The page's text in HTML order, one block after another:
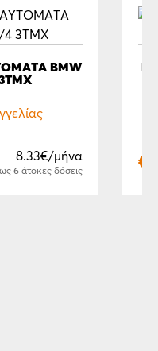
BMW
1/3/4 3ΤΜΧ
8.33€/μήνα
6 άτοκες δόσεις €